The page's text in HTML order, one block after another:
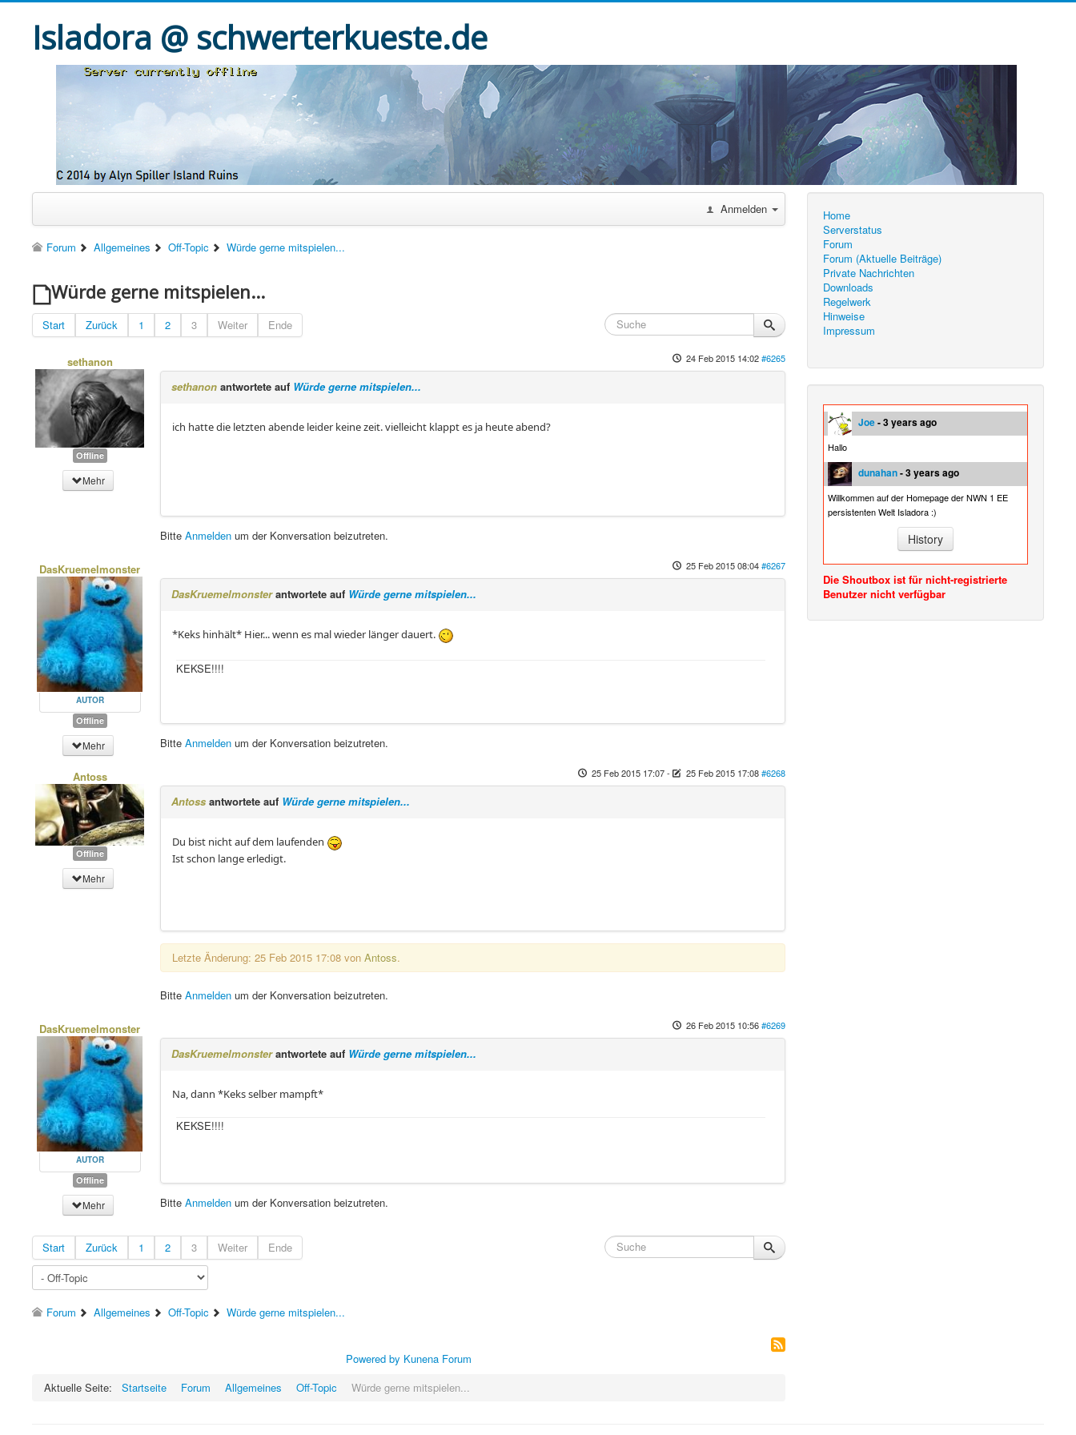
Isladora @ schwerterkueste.de
Anmelden
Forum Allgemeines Off-Topic Würde gerne mitspielen...
Würde gerne mitspielen...
Start Zurück 1 2 3 Weiter Ende
sethanon
Offline
Mehr
24 Feb 2015 14:02 #6265
sethanon antwortete auf Würde gerne mitspielen...
ich hatte die letzten abende leider keine zeit. vielleicht klappt es ja heute abend?
BitteAnmelden um der Konversation beizutreten.
DasKruemelmonster
AUTOR
Offline
Mehr
25 Feb 2015 08:04 #6267
DasKruemelmonsterantwortete auf Würde gerne mitspielen...
*Keks hinhält* Hier... wenn es mal wieder länger dauert.
KEKSE!!!!
BitteAnmelden um der Konversation beizutreten.
Antoss
Offline
Mehr
25 Feb 2015 17:07- 25 Feb 2015 17:08 #6268
Antoss antwortete auf Würde gerne mitspielen...
Du bist nicht auf dem laufenden
Ist schon lange erledigt.
Letzte Änderung: 25 Feb 2015 17:08 vonAntoss.
BitteAnmelden um der Konversation beizutreten.
DasKruemelmonster
AUTOR
Offline
Mehr
26 Feb 2015 10:56 #6269
DasKruemelmonsterantwortete auf Würde gerne mitspielen...
Na, dann *Keks selber mampft*
KEKSE!!!!
BitteAnmelden um der Konversation beizutreten.
Start Zurück 1 2 3 Weiter Ende
Forum Allgemeines Off-Topic Würde gerne mitspielen...
Powered by Kunena Forum
Aktuelle Seite:
Startseite Forum Allgemeines Off-Topic Würde gerne mitspielen...
Home
Serverstatus
Forum
Forum (Aktuelle Beiträge)
Private Nachrichten
Downloads
Regelwerk
Hinweise
Impressum
Joe- 3 years ago
Hallo
dunahan- 3 years ago
Willkommen auf der Homepage der NWN 1 EE
persistenten Welt Isladora :)
History
Die Shoutbox ist für nicht-registrierte
Benutzer nicht verfügbar